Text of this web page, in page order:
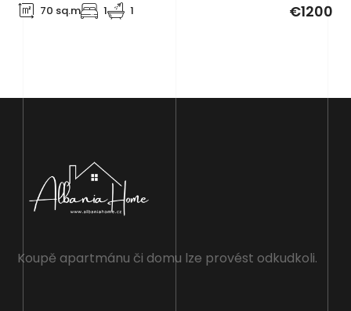
70 sq.m 1 1 €1200
Koupě apartmánu či domu lze provést odkudkoli.